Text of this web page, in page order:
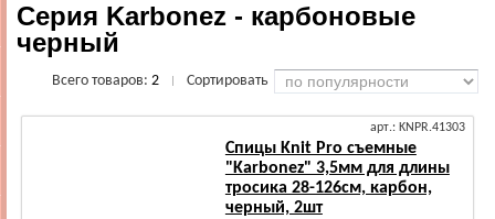
Серия Karbonez - карбоновые
черный
Всего товаров: 2 Сортировать
арт.: KNPR.41303
Спицы Knit Pro съемные
"Karbonez" 3,5мм для длины
тросика 28-126см, карбон,
черный, 2шт